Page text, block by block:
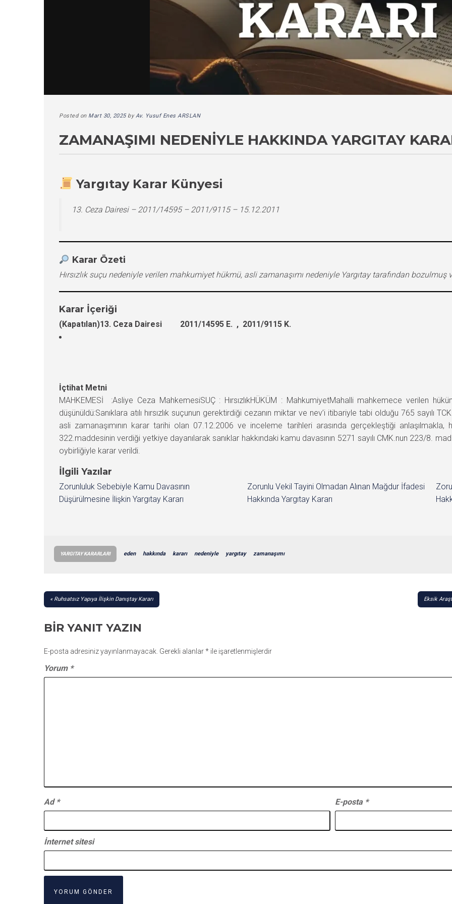
Posted on Mart 30, 2025byAv. Yusuf Enes ARSLAN
ZAMANAŞIMI NEDENIYLE HAKKINDA YARGITAY
Yargıtay Karar Künyesi
13. Ceza Dairesi – 2011/14595 – 2011/9115 – 15.12.2011
Karar Özeti
Hırsızlık suçu nedeniyle verilen mahkumiyet hükmü, asli zamanaşımı nedeniyle Yargıtay tarafından
Karar İçeriği
(Kapatılan)13. Ceza Dairesi 2011/14595 E. , 2011/9115 K.
İçtihat Metni
MAHKEMESİ :Asliye Ceza MahkemesiSUÇ : HırsızlıkHÜKÜM : MahkumiyetMahalli mahkemece verilen
düşünüldü:Sanıklara atılı hırsızlık suçunun gerektirdiği cezanın miktar ve nev’i itibariyle tabi olduğu 765 sayılı
asli zamanaşımının karar tarihi olan 07.12.2006 ve inceleme tarihleri arasında gerçekleştiği anlaşılmakla,
322.maddesinin verdiği yetkiye dayanılarak sanıklar hakkındaki kamu davasının 5271 sayılı CMK.nun 223/8.
oybirliğiyle karar verildi.
İlgili Yazılar
Zorunluluk Sebebiyle Kamu Davasının
Düşürülmesine İlişkin Yargıtay Kararı
Zorunlu Vekil Tayini Olmadan Alınan Mağdur İfadesi
Hakkında Yargıtay Kararı
YARGITAY KARARLARI eden hakkında kararı nedeniyle yargıtay zamanaşımı
YAZI
Ruhsatsız Yapıya İlişkin Danıştay Kararı Eksik
BIR YANIT YAZIN
E-posta adresiniz yayınlanmayacak. Gerekli alanlar* ile işaretlenmişlerdir
Yorum *
Ad * E-posta *
İnternet sitesi